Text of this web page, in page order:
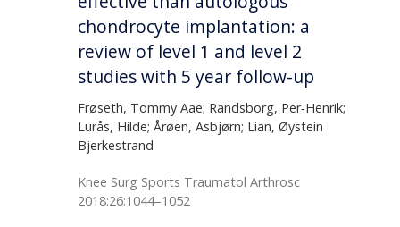
chondrocyte implantation: a
review of level 1 and level 2
studies with 5 year follow-up
Frøseth, Tommy Aae; Randsborg, Per‑Henrik;
Lurås, Hilde; Årøen, Asbjørn; Lian, Øystein
Bjerkestrand
Knee Surg Sports Traumatol Arthrosc
2018:26:1044–1052